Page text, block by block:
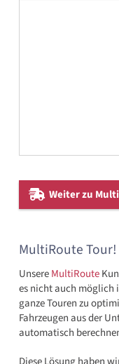
Weiter zu
MultiRoute
UnsereMultiRoute
es nicht auch möglich
ganze Touren zu
Fahrzeugen aus der
automatisch